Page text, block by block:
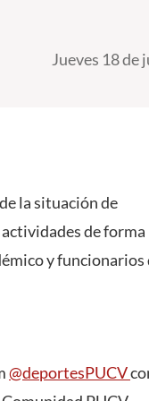
Jueves 18 de
la situación de
de forma
y funcionarios
@deportesPUCV